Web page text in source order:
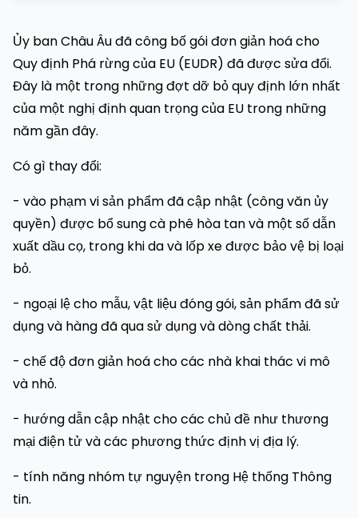
Ủy ban Châu Âu đã công bố gói đơn giản hoá cho
Quy định Phá rừng của EU (EUDR) đã được sửa đổi.
Đây là một trong những đợt dỡ bỏ quy định lớn nhất
của một nghị định quan trọng của EU trong những
năm gần đây.
Có gì thay đổi:
- vào phạm vi sản phẩm đã cập nhật (công văn ủy
quyền) được bổ sung cà phê hòa tan và một số dẫn
xuất dầu cọ, trong khi da và lốp xe được bảo vệ bị loại
bỏ.
- ngoại lệ cho mẫu, vật liệu đóng gói, sản phẩm đã sử
dụng và hàng đã qua sử dụng và dòng chất thải.
- chế độ đơn giản hoá cho các nhà khai thác vi mô
và nhỏ.
- hướng dẫn cập nhật cho các chủ đề như thương
mại điện tử và các phương thức định vị địa lý.
- tính năng nhóm tự nguyện trong Hệ thống Thông
tin.